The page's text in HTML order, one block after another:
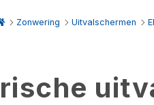
Zonwering Uitvalschermen